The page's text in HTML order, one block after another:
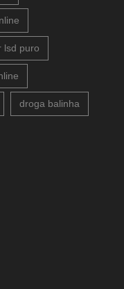
lsd puro
droga balinha